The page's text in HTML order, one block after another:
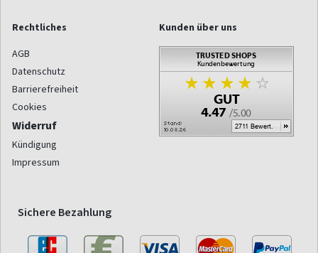
Rechtliches
AGB
Datenschutz
Barrierefreiheit
Cookies
Widerruf
Kündigung
Impressum
Kunden über uns
Sichere Bezahlung